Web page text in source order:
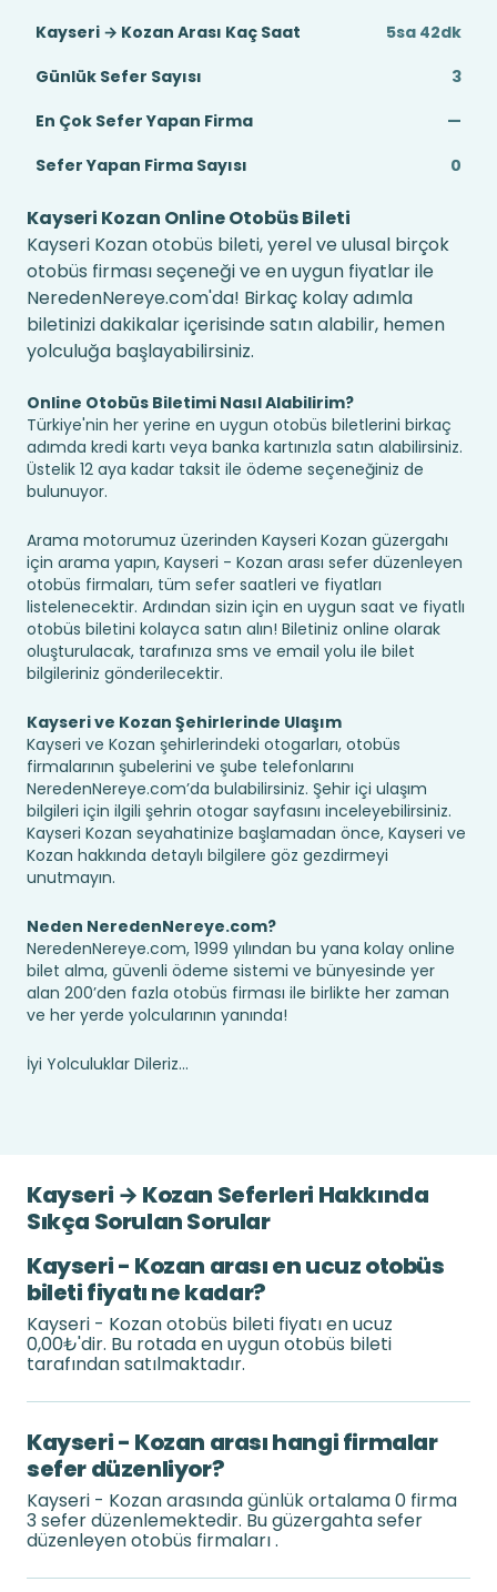
Kayseri → Kozan Arası Kaç Saat
5sa 42dk
Günlük Sefer Sayısı
3
En Çok Sefer Yapan Firma
—
Sefer Yapan Firma Sayısı
0
Kayseri Kozan Online Otobüs Bileti
Kayseri Kozan otobüs bileti, yerel ve ulusal birçok
otobüs firması seçeneği ve en uygun fiyatlar ile
NeredenNereye.com'da! Birkaç kolay adımla
biletinizi dakikalar içerisinde satın alabilir, hemen
yolculuğa başlayabilirsiniz.
Online Otobüs Biletimi Nasıl Alabilirim?
Türkiye'nin her yerine en uygun otobüs biletlerini birkaç
adımda kredi kartı veya banka kartınızla satın alabilirsiniz.
Üstelik 12 aya kadar taksit ile ödeme seçeneğiniz de
bulunuyor.
Arama motorumuz üzerinden Kayseri Kozan güzergahı
için arama yapın, Kayseri - Kozan arası sefer düzenleyen
otobüs firmaları, tüm sefer saatleri ve fiyatları
listelenecektir. Ardından sizin için en uygun saat ve fiyatlı
otobüs biletini kolayca satın alın! Biletiniz online olarak
oluşturulacak, tarafınıza sms ve email yolu ile bilet
bilgileriniz gönderilecektir.
Kayseri ve Kozan Şehirlerinde Ulaşım
Kayseri ve Kozan şehirlerindeki otogarları, otobüs
firmalarının şubelerini ve şube telefonlarını
NeredenNereye.com’da bulabilirsiniz. Şehir içi ulaşım
bilgileri için ilgili şehrin otogar sayfasını inceleyebilirsiniz.
Kayseri Kozan seyahatinize başlamadan önce, Kayseri ve
Kozan hakkında detaylı bilgilere göz gezdirmeyi
unutmayın.
Neden NeredenNereye.com?
NeredenNereye.com, 1999 yılından bu yana kolay online
bilet alma, güvenli ödeme sistemi ve bünyesinde yer
alan 200’den fazla otobüs firması ile birlikte her zaman
ve her yerde yolcularının yanında!
İyi Yolculuklar Dileriz...
Kayseri → Kozan Seferleri Hakkında
Sıkça Sorulan Sorular
Kayseri - Kozan arası en ucuz otobüs
bileti fiyatı ne kadar?
Kayseri - Kozan otobüs bileti fiyatı en ucuz
0,00₺'dir. Bu rotada en uygun otobüs bileti
tarafından satılmaktadır.
Kayseri - Kozan arası hangi firmalar
sefer düzenliyor?
Kayseri - Kozan arasında günlük ortalama 0 firma
3 sefer düzenlemektedir. Bu güzergahta sefer
düzenleyen otobüs firmaları .